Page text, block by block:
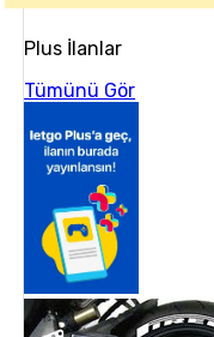
Plus İlanlar
Tümünü Gör